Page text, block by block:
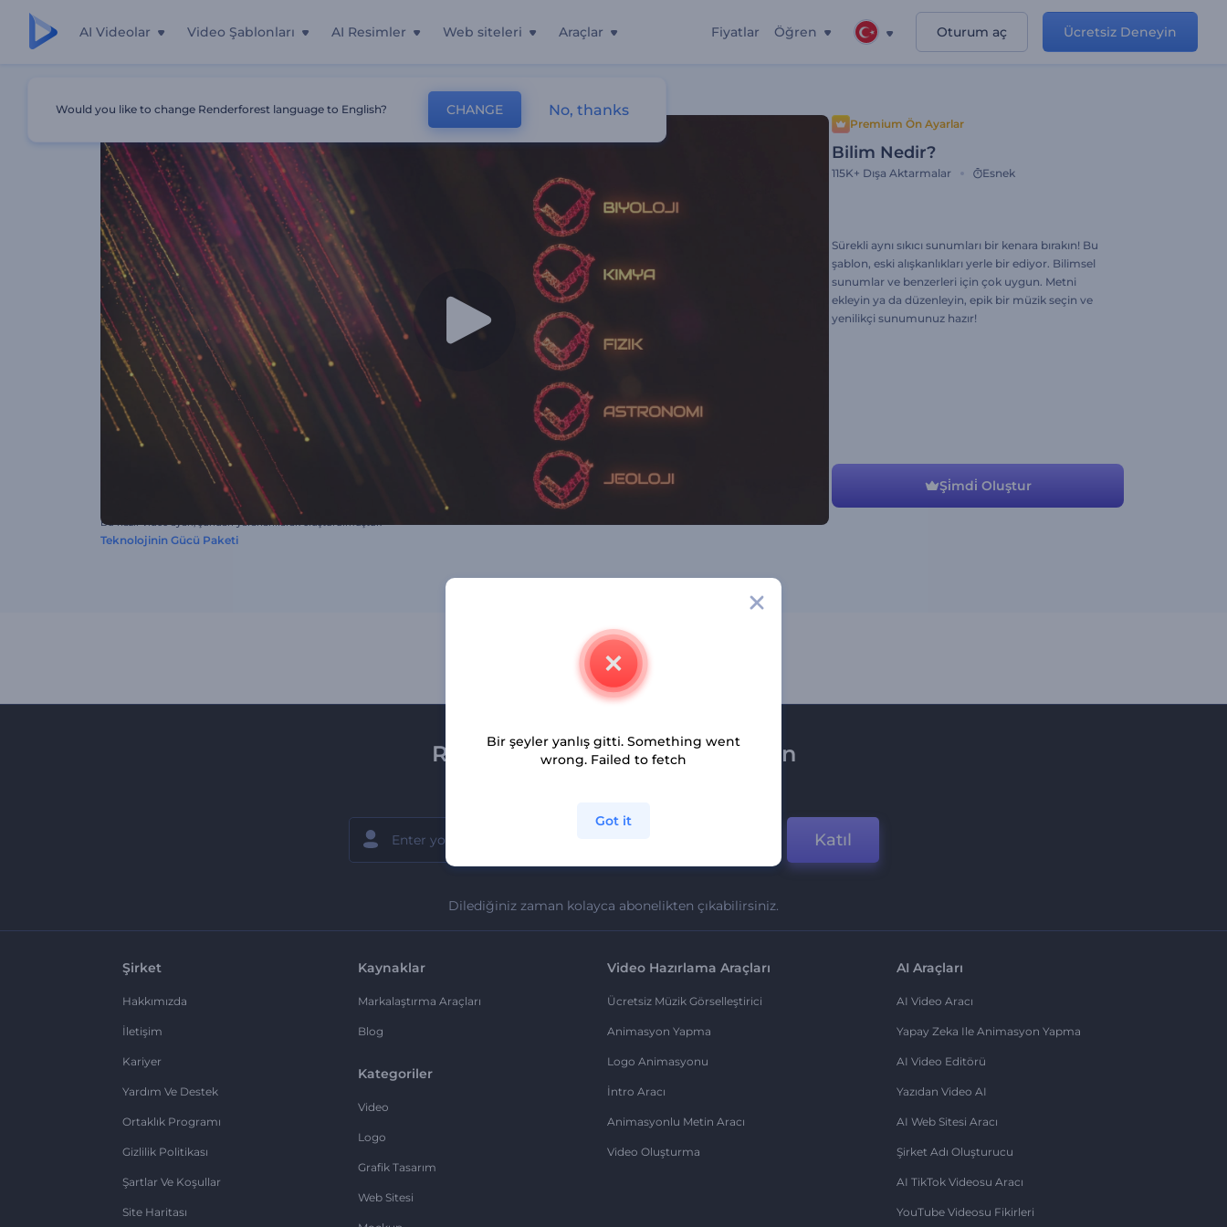
AI Videolar Video Şablonları AI Resimler Web siteleri Araçlar Fiyatlar Öğren Oturum aç Ücretsiz Deneyin
Premium Ön Ayarlar
Bilim Nedir?
115K+ Dışa Aktarmalar Esnek
Sürekli aynı sıkıcı sunumları bir kenara bırakın! Bu
şablon, eski alışkanlıkları yerle bir ediyor. Bilimsel
sunumlar ve benzerleri için çok uygun. Metni
ekleyin ya da düzenleyin, epik bir müzik seçin ve
yenilikçi sunumunuz hazır!
Şi̇mdi̇ Oluştur
Bu hazır video ayarı, şundan yararlanılarak oluşturulmuştur:
Teknolojinin Gücü Paketi
Renderforest bültenine üye olun
Katıl
Dilediğiniz zaman kolayca abonelikten çıkabilirsiniz.
Şirket
Hakkımızda
İletişim
Kariyer
Yardım Ve Destek
Ortaklık Programı
Gizlilik Politikası
Şartlar Ve Koşullar
Site Haritası
Kaynaklar
Markalaştırma Araçları
Blog
Kategoriler
Video
Logo
Grafik Tasarım
Web Sitesi
Video Hazırlama Araçları
Ücretsiz Müzik Görselleştirici
Animasyon Yapma
Logo Animasyonu
İntro Aracı
Animasyonlu Metin Aracı
Video Oluşturma
AI Araçları
AI Video Aracı
Yapay Zeka Ile Animasyon Yapma
AI Video Editörü
Yazıdan Video AI
AI Web Sitesi Aracı
Şirket Adı Oluşturucu
AI TikTok Videosu Aracı
YouTube Videosu Fikirleri
Would you like to change Renderforest language to English? CHANGE No, thanks
Bir şeyler yanlış gitti. Something went
wrong. Failed to fetch
Got it